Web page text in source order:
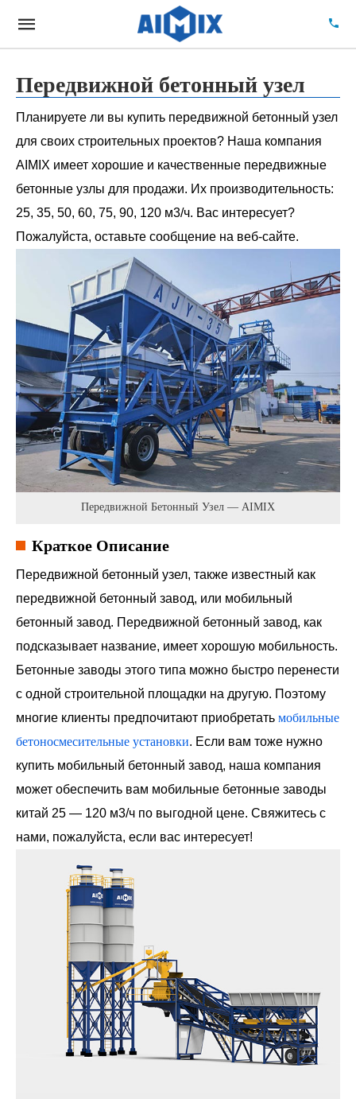
Передвижной бетонный узел
Планируете ли вы купить передвижной бетонный узел
для своих строительных проектов? Наша компания
AIMIX имеет хорошие и качественные передвижные
бетонные узлы для продажи. Их производительность:
25, 35, 50, 60, 75, 90, 120 м3/ч. Вас интересует?
Пожалуйста, оставьте сообщение на веб-сайте.
Передвижной Бетонный Узел — AIMIX
Краткое Описание
Передвижной бетонный узел, также известный как
передвижной бетонный завод, или мобильный
бетонный завод. Передвижной бетонный завод, как
подсказывает название, имеет хорошую мобильность.
Бетонные заводы этого типа можно быстро перенести
с одной строительной площадки на другую. Поэтому
многие клиенты предпочитают приобретать мобильные
бетоносмесительные установки. Если вам тоже нужно
купить мобильный бетонный завод, наша компания
может обеспечить вам мобильные бетонные заводы
китай 25 — 120 м3/ч по выгодной цене. Свяжитесь с
нами, пожалуйста, если вас интересует!